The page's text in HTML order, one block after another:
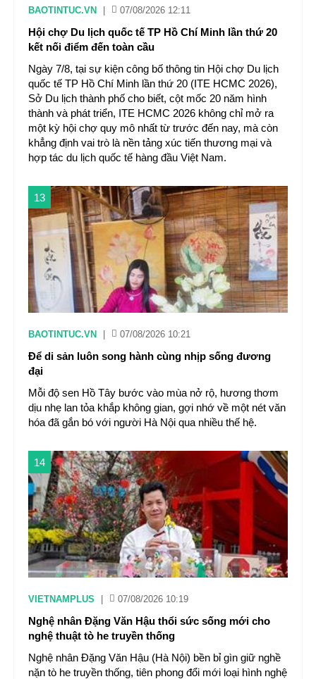
BAOTINTUC.VN 07/08/2026 12:11
Hội chợ Du lịch quốc tế TP Hồ Chí Minh lần thứ 20
kết nối điểm đến toàn cầu
Ngày 7/8, tại sự kiện công bố thông tin Hội chợ Du lịch
quốc tế TP Hồ Chí Minh lần thứ 20 (ITE HCMC 2026),
Sở Du lịch thành phố cho biết, cột mốc 20 năm hình
thành và phát triển, ITE HCMC 2026 không chỉ mở ra
một kỳ hội chợ quy mô nhất từ trước đến nay, mà còn
khẳng định vai trò là nền tảng xúc tiến thương mại và
hợp tác du lịch quốc tế hàng đầu Việt Nam.
13
BAOTINTUC.VN 07/08/2026 10:21
Để di sản luôn song hành cùng nhịp sống đương
đại
Mỗi độ sen Hồ Tây bước vào mùa nở rộ, hương thơm
dịu nhẹ lan tỏa khắp không gian, gợi nhớ về một nét văn
hóa đã gắn bó với người Hà Nội qua nhiều thế hệ.
14
VIETNAMPLUS 07/08/2026 10:19
Nghệ nhân Đặng Văn Hậu thổi sức sống mới cho
nghệ thuật tò he truyền thống
Nghệ nhân Đặng Văn Hậu (Hà Nội) bền bỉ gìn giữ nghề
nặn tò he truyền thống, tiên phong đổi mới loại hình nghệ